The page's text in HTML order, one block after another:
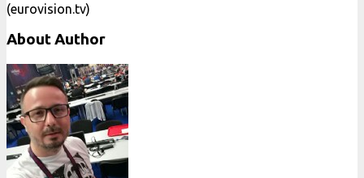
(eurovision.tv)
About Author